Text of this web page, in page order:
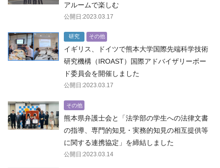
アルームで楽しむ
公開日:2023.03.17
研究 その他
イギリス、ドイツで熊本大学国際先端科学技術
研究機構（IROAST）国際アドバイザリーボー
ド委員会を開催しました
公開日:2023.03.17
その他
熊本県弁護士会と「法学部の学生への法律文書
の指導、専門的知見・実務的知見の相互提供等
に関する連携協定」を締結しました
公開日:2023.03.14